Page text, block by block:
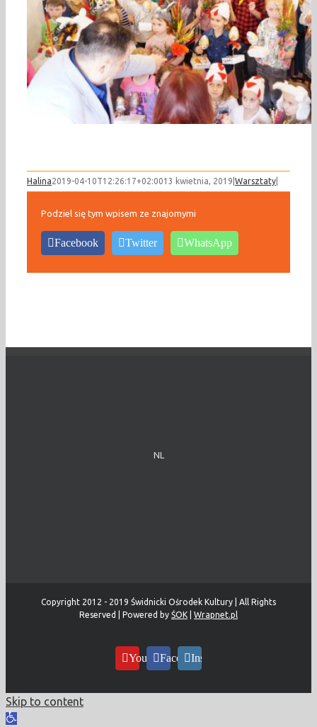
Halina2019-04-10T12:26:17+02:0013 kwietnia, 2019 Warsztaty
Podziel się tym wpisem ze znajomymi
Facebook Twitter WhatsApp
NL
Copyright 2012 - 2019 Świdnicki Ośrodek Kultury | All Rights
Reserved | Powered by ŚOK Wrapnet.pl
YouTubeFacebookInstagram
Skip to content
Open